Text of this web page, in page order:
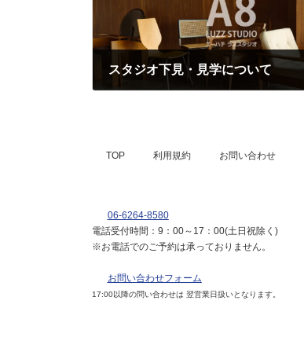
スタジオ下見・見学について
TOP 利用規約 お問い合わせ
06-6264-8580
電話受付時間：9：00～17：00(土日祝除く)
※お電話でのご予約は承っておりません。
お問い合わせフォーム
17:00以降の問い合わせは 翌営業日扱いとなります。